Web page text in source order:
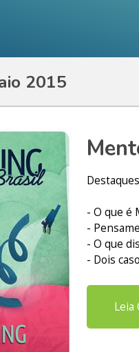
2015
- O que é
-
- O que
- Dois
Leia